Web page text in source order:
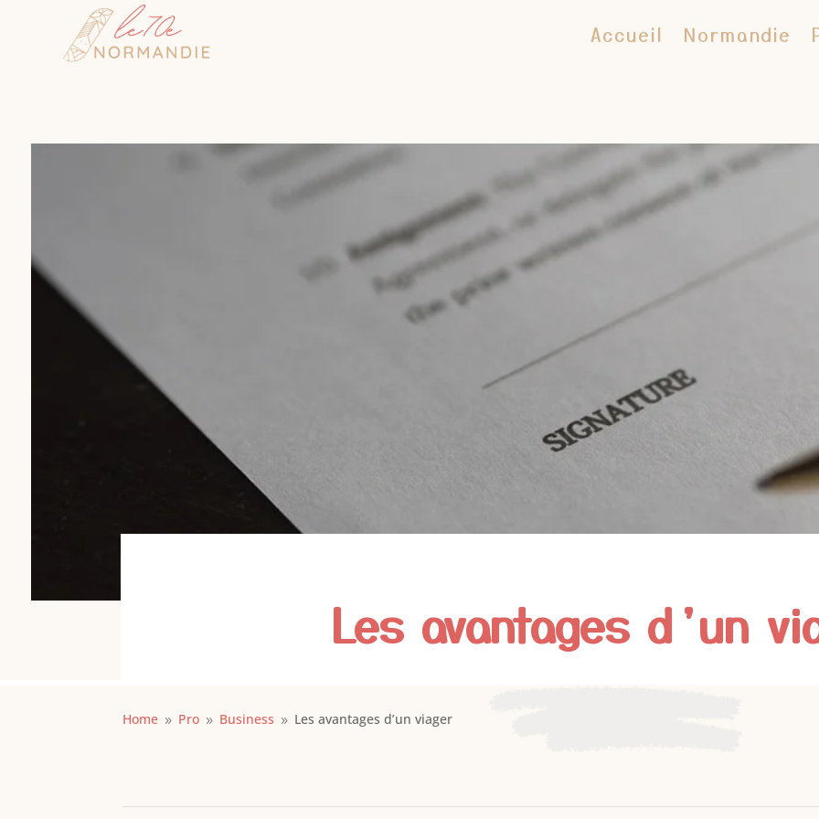
Accueil Normandie
Les avantages d’un
Home 9 Pro 9 Business 9 Les avantages d’un viager